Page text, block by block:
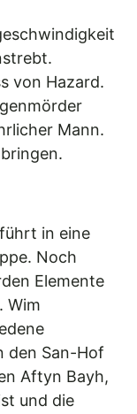
von Hazard.
Mann.
in eine
Noch
Elemente
Wim
den San-Hof
Aftyn Bayh,
und die